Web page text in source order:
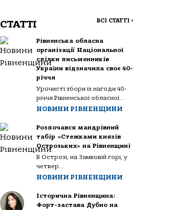
СТАТТІ ВСІ СТАТТІ >
Рівненська обласна
організації Національної
спілки письменників
України відзначила своє 40-
річчя
Урочисті збори із нагоди 40-
річчя Рівненської обласної...
НОВИНИ РІВНЕНЩИНИ
Розпочався мандрівний
табір «Стежками князів
Острозьких» на Рівненщині
В Острозі, на Замковій горі, у
четвер...
НОВИНИ РІВНЕНЩИНИ
Історична Рівненщина:
Форт-застава Дубно на